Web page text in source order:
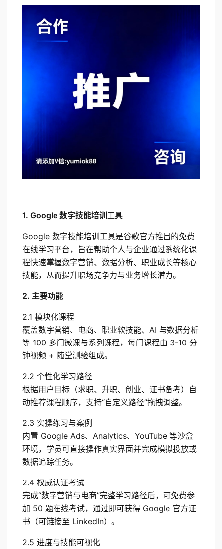
1. Google 数字技能培训工具
Google 数字技能培训工具是谷歌官方推出的免费
在线学习平台，旨在帮助个人与企业通过系统化课
程快速掌握数字营销、数据分析、职业成长等核心
技能，从而提升职场竞争力与业务增长潜力。
2. 主要功能
2.1 模块化课程
覆盖数字营销、电商、职业软技能、AI 与数据分析
等 100 多门微课与系列课程，每门课程由 3-10 分
钟视频 + 随堂测验组成。
2.2 个性化学习路径
根据用户目标（求职、升职、创业、证书备考）自
动推荐课程顺序，支持“自定义路径”拖拽调整。
2.3 实操练习与案例
内置 Google Ads、Analytics、YouTube 等沙盒
环境，学员可直接操作真实界面并完成模拟投放或
数据追踪任务。
2.4 权威认证考试
完成“数字营销与电商”完整学习路径后，可免费参
加 50 题在线考试，通过即可获得 Google 官方证
书（可链接至 LinkedIn）。
2.5 进度与技能可视化